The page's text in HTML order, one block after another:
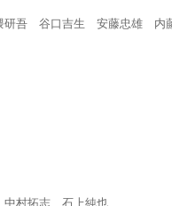
吾 谷口吉生 安藤忠雄 内
村拓志 石上純也